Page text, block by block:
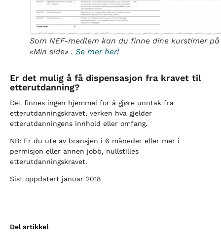
Som NEF-medlem kan du finne dine kurstimer på
«Min side» . Se mer her!
Er det mulig å få dispensasjon fra kravet til
etterutdanning?
Det finnes ingen hjemmel for å gjøre unntak fra
etterutdanningskravet, verken hva gjelder
etterutdanningens innhold eller omfang.
NB: Er du ute av bransjen i 6 måneder eller mer i
permisjon eller annen jobb, nullstilles
etterutdanningskravet.
Sist oppdatert januar 2018
Del artikkel